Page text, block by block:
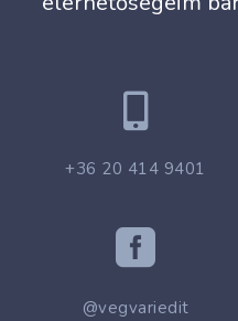

+36 20 414 9401

@vegvariedit